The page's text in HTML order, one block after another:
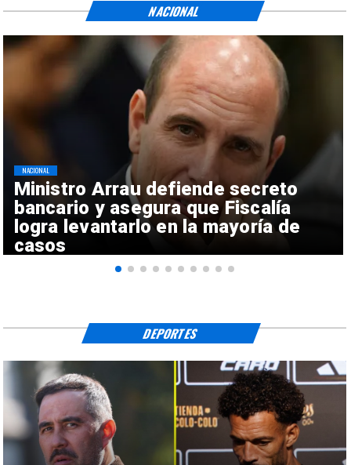
Ministro Arrau defiende secreto
bancario y asegura que Fiscalía
logra levantarlo en la mayoría de
casos
NACIONAL
NACIONAL
DEPORTES